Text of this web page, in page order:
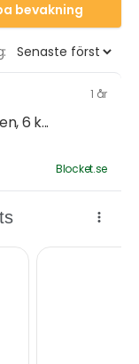
bevakning
1 år
6 k...
Blocket.se